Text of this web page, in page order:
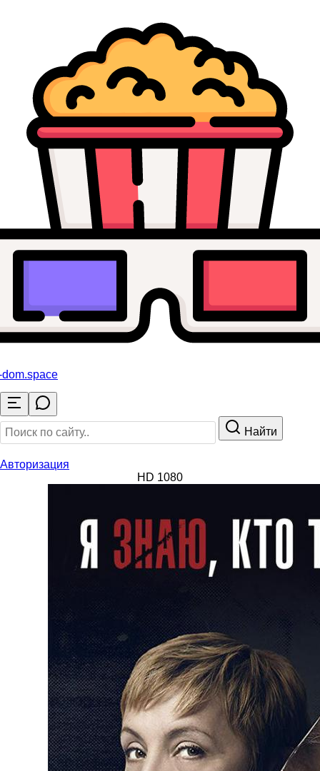
.space
Найти
Авторизация
HD 1080